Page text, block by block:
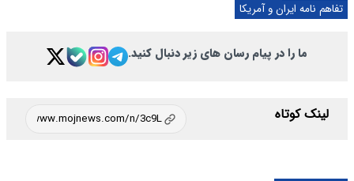
تفاهم نامه ایران و آمریکا
ما را در پیام رسان های زیر دنبال کنید.
لینک کوتاه